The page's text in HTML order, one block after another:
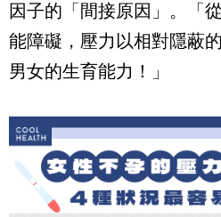
因子的「間接原因」。「
能障礙，壓力以相對隱蔽
男女的生育能力！」